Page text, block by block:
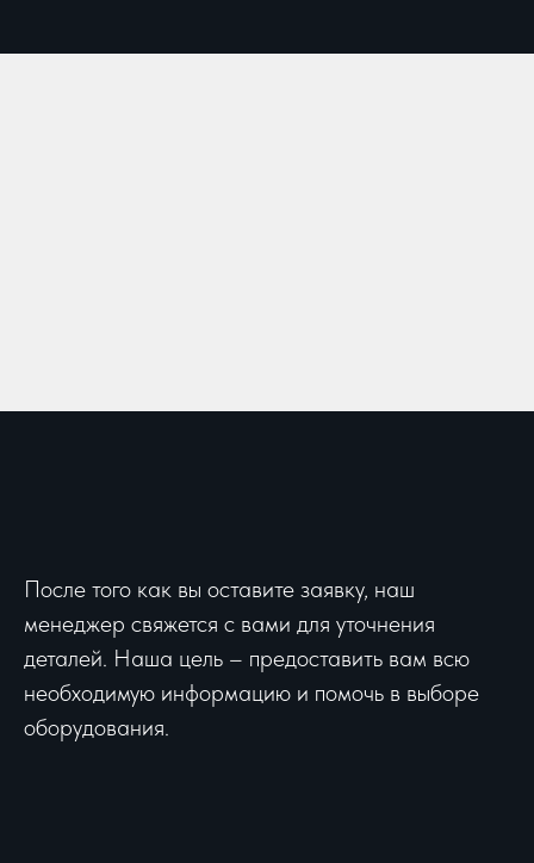
После того как вы оставите заявку, наш
менеджер свяжется с вами для уточнения
деталей. Наша цель – предоставить вам всю
необходимую информацию и помочь в выборе
оборудования.